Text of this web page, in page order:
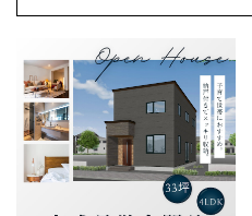
感謝訪問・長期保証
直営工事
1メーターモジュール
理想の木材「檜」
平屋の家
外観・インテリア集
選ばれる理由
リフォームの流れ
介護保険利用で快適リフォーム
賃貸併用住宅のメリット
安心のサポートシステム
分譲住宅・土地
分譲マンション
分譲マンション トップ